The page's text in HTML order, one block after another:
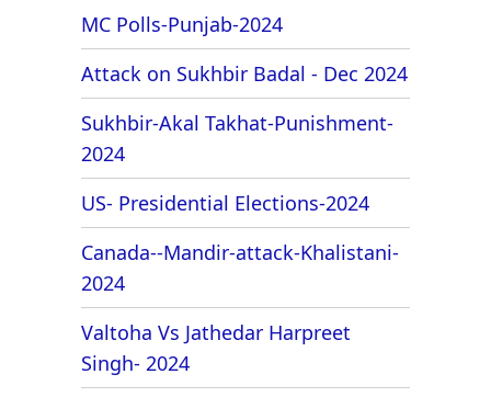
MC Polls-Punjab-2024
Attack on Sukhbir Badal - Dec 2024
Sukhbir-Akal Takhat-Punishment-
2024
US- Presidential Elections-2024
Canada--Mandir-attack-Khalistani-
2024
Valtoha Vs Jathedar Harpreet
Singh- 2024